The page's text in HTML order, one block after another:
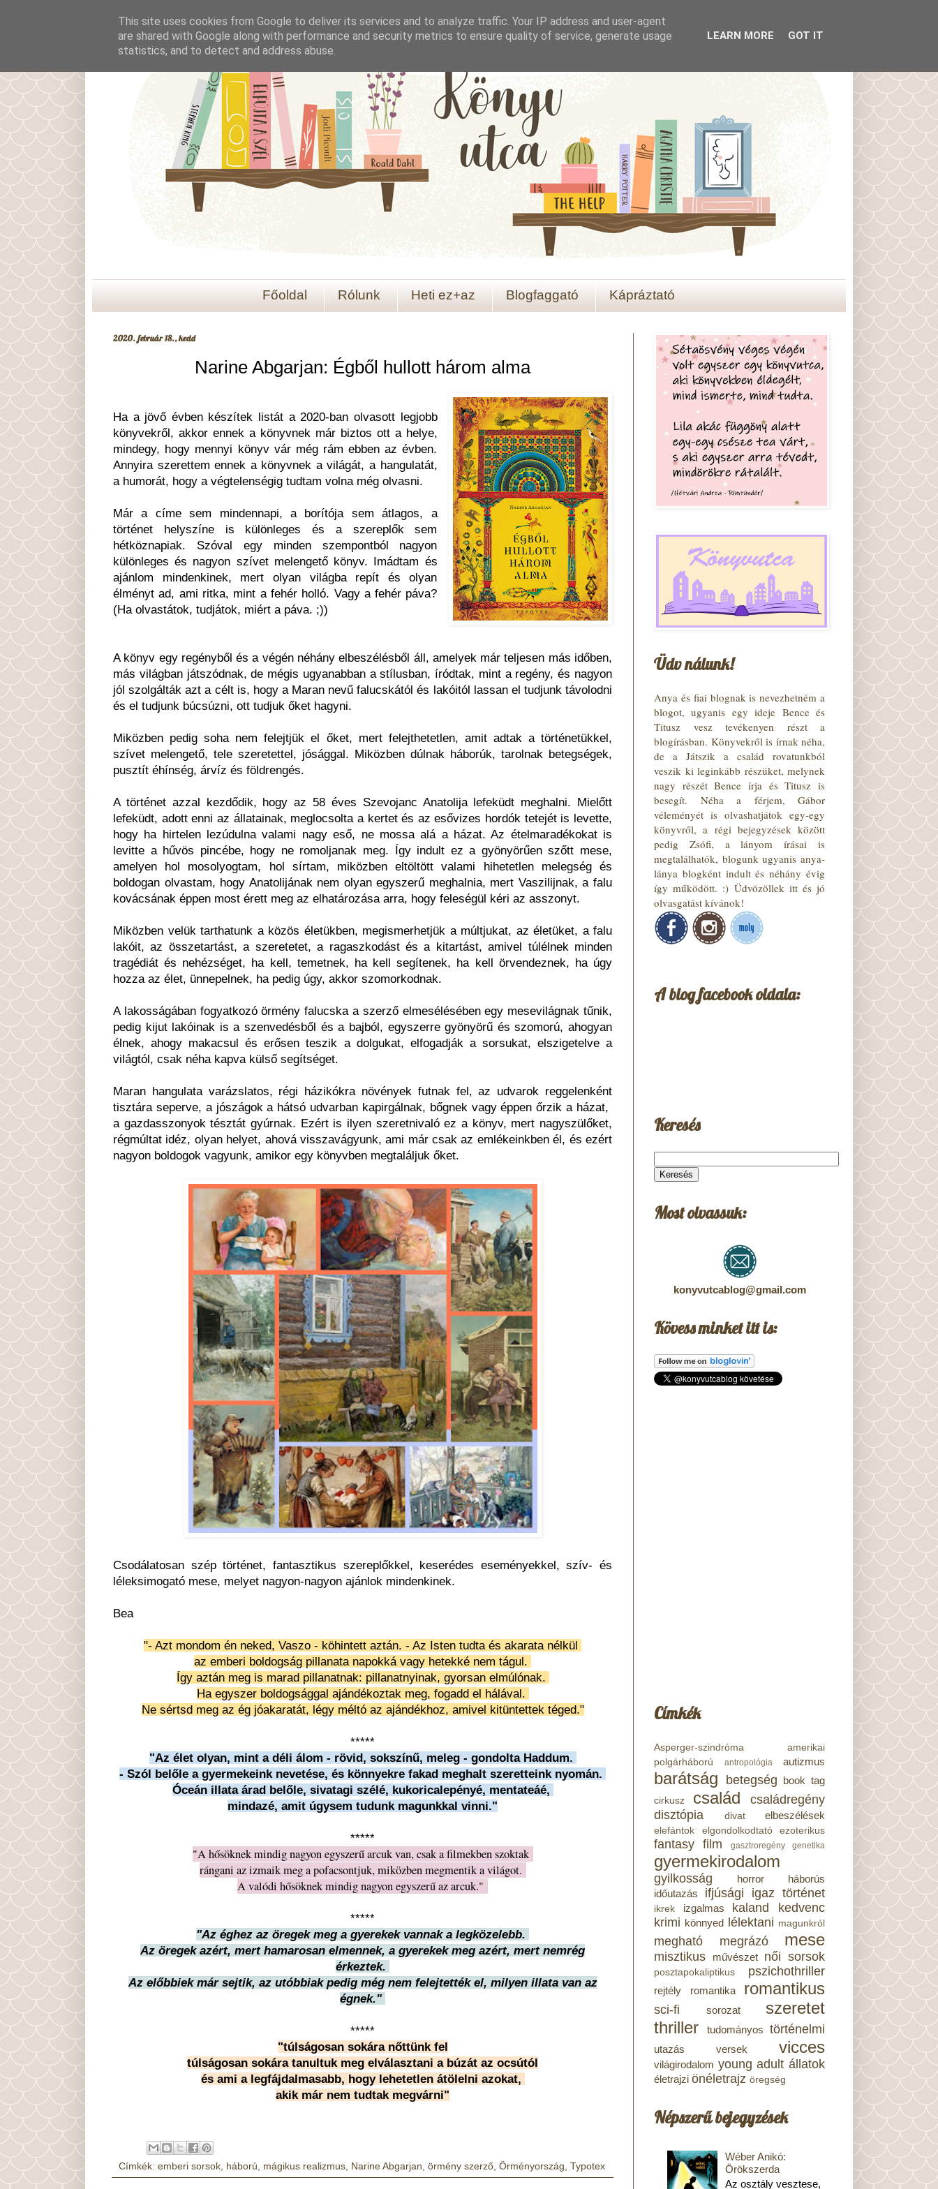
Főoldal Rólunk Heti ez+az Blogfaggató Kápráztató
2020. február 18., kedd
Narine Abgarjan: Égből hullott három alma
Ha a jövő évben készítek listát a 2020-ban olvasott legjobb
könyvekről, akkor ennek a könyvnek már biztos ott a helye,
mindegy, hogy mennyi könyv vár még rám ebben az évben.
Annyira szerettem ennek a könyvnek a világát, a hangulatát,
a humorát, hogy a végtelenségig tudtam volna még olvasni.
Már a címe sem mindennapi, a borítója sem átlagos, a
történet helyszíne is különleges és a szereplők sem
hétköznapiak. Szóval egy minden szempontból nagyon
különleges és nagyon szívet melengető könyv. Imádtam és
ajánlom mindenkinek, mert olyan világba repít és olyan
élményt ad, ami ritka, mint a fehér holló. Vagy a fehér páva?
(Ha olvastátok, tudjátok, miért a páva. ;))
A könyv egy regényből és a végén néhány elbeszélésből áll, amelyek már teljesen más időben,
más világban játszódnak, de mégis ugyanabban a stílusban, íródtak, mint a regény, és nagyon
jól szolgálták azt a célt is, hogy a Maran nevű falucskától és lakóitól lassan el tudjunk távolodni
és el tudjunk búcsúzni, ott tudjuk őket hagyni.
Miközben pedig soha nem felejtjük el őket, mert felejthetetlen, amit adtak a történetükkel,
szívet melengető, tele szeretettel, jósággal. Miközben dúlnak háborúk, tarolnak betegségek,
pusztít éhínség, árvíz és földrengés.
A történet azzal kezdődik, hogy az 58 éves Szevojanc Anatolija lefeküdt meghalni. Mielőtt
lefeküdt, adott enni az állatainak, meglocsolta a kertet és az esővizes hordók tetejét is levette,
hogy ha hirtelen lezúdulna valami nagy eső, ne mossa alá a házat. Az ételmaradékokat is
levitte a hűvös pincébe, hogy ne romoljanak meg. Így indult ez a gyönyörűen szőtt mese,
amelyen hol mosolyogtam, hol sírtam, miközben eltöltött valami hihetetlen melegség és
boldogan olvastam, hogy Anatolijának nem olyan egyszerű meghalnia, mert Vaszilijnak, a falu
kovácsának éppen most érett meg az elhatározása arra, hogy feleségül kéri az asszonyt.
Miközben velük tarthatunk a közös életükben, megismerhetjük a múltjukat, az életüket, a falu
lakóit, az összetartást, a szeretetet, a ragaszkodást és a kitartást, amivel túlélnek minden
tragédiát és nehézséget, ha kell, temetnek, ha kell segítenek, ha kell örvendeznek, ha úgy
hozza az élet, ünnepelnek, ha pedig úgy, akkor szomorkodnak.
A lakosságában fogyatkozó örmény falucska a szerző elmesélésében egy mesevilágnak tűnik,
pedig kijut lakóinak is a szenvedésből és a bajból, egyszerre gyönyörű és szomorú, ahogyan
élnek, ahogy makacsul és erősen teszik a dolgukat, elfogadják a sorsukat, elszigetelve a
világtól, csak néha kapva külső segítséget.
Maran hangulata varázslatos, régi házikókra növények futnak fel, az udvarok reggelenként
tisztára seperve, a jószágok a hátsó udvarban kapirgálnak, bőgnek vagy éppen őrzik a házat,
a gazdasszonyok tésztát gyúrnak. Ezért is ilyen szeretnivaló ez a könyv, mert nagyszülőket,
régmúltat idéz, olyan helyet, ahová visszavágyunk, ami már csak az emlékeinkben él, és ezért
nagyon boldogok vagyunk, amikor egy könyvben megtaláljuk őket.
Csodálatosan szép történet, fantasztikus szereplőkkel, keserédes eseményekkel, szív- és
léleksimogató mese, melyet nagyon-nagyon ajánlok mindenkinek.
Bea
"- Azt mondom én neked, Vaszo - köhintett aztán. - Az Isten tudta és akarata nélkül
az emberi boldogság pillanata napokká vagy hetekké nem tágul.
Így aztán meg is marad pillanatnak: pillanatnyinak, gyorsan elmúlónak.
Ha egyszer boldogsággal ajándékoztak meg, fogadd el hálával.
Ne sértsd meg az ég jóakaratát, légy méltó az ajándékhoz, amivel kitüntettek téged."
*****
"Az élet olyan, mint a déli álom - rövid, sokszínű, meleg - gondolta Haddum.
- Szól belőle a gyermekeink nevetése, és könnyekre fakad meghalt szeretteink nyomán.
Óceán illata árad belőle, sivatagi szélé, kukoricalepényé, mentateáé,
mindazé, amit úgysem tudunk magunkkal vinni."
*****
"A hősöknek mindig nagyon egyszerű arcuk van, csak a filmekben szoktak
rángani az izmaik meg a pofacsontjuk, miközben megmentik a világot.
A valódi hősöknek mindig nagyon egyszerű az arcuk."
*****
"Az éghez az öregek meg a gyerekek vannak a legközelebb.
Az öregek azért, mert hamarosan elmennek, a gyerekek meg azért, mert nemrég
érkeztek.
Az előbbiek már sejtik, az utóbbiak pedig még nem felejtették el, milyen illata van az
égnek."
*****
"túlságosan sokára nőttünk fel
túlságosan sokára tanultuk meg elválasztani a búzát az ocsútól
és ami a legfájdalmasabb, hogy lehetetlen átölelni azokat,
akik már nem tudtak megvárni"
Címkék: emberi sorsok, háború, mágikus realizmus, Narine Abgarjan, örmény szerző, Örményország, Typotex
Üdv nálunk!
Anya és fiai blognak is nevezhetném a
blogot, ugyanis egy ideje Bence és
Titusz vesz tevékenyen részt a
blogírásban. Könyvekről is írnak néha,
de a Játszik a család rovatunkból
veszik ki leginkább részüket, melynek
nagy részét Bence írja és Titusz is
besegít. Néha a férjem, Gábor
véleményét is olvashatjátok egy-egy
könyvről, a régi bejegyzések között
pedig Zsófi, a lányom írásai is
megtalálhatók, blogunk ugyanis anya-
lánya blogként indult és néhány évig
így működött. :) Üdvözöllek itt és jó
olvasgatást kívánok!
A blog facebook oldala:
Keresés
Most olvassuk:
konyvutcablog@gmail.com
Kövess minket itt is:
Címkék
Asperger-szindróma
amerikai
polgárháború
antropológia autizmus
barátság betegség book tag
cirkusz család
családregény
disztópia
divat elbeszélések
elefántok elgondolkodtató ezoterikus
fantasy film gasztroregény genetika
gyermekirodalom
gyilkosság horror
háborús
időutazás
ifjúsági igaz történet
ikrek izgalmas kaland
kedvenc
krimi könnyed lélektani magunkról
megható megrázó mese
misztikus művészet női sorsok
posztapokaliptikus pszichothriller
rejtély romantika romantikus
sci-fi sorozat
szeretet
thriller
tudományos történelmi
utazás versek vicces
világirodalom young adult állatok
életrajzi önéletrajz öregség
Népszerű bejegyzések
Wéber Anikó:
Örökszerda
Az osztály vesztese,
This site uses cookies from Google to deliver its services and to analyze traffic. Your IP address and user-agent
are shared with Google along with performance and security metrics to ensure quality of service, generate usage
statistics, and to detect and address abuse.
LEARN MORE GOT IT